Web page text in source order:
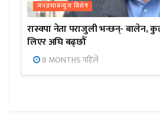
जनप्रभाबन्युज विशेष
रास्वपा नेता पराजुली भन्छन्- बालेन,
लिएर अघि बढ्छौँ
8 MONTHS पहिले